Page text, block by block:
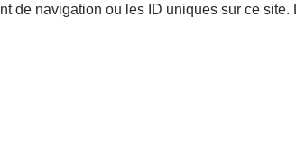
de navigation ou les ID uniques sur ce